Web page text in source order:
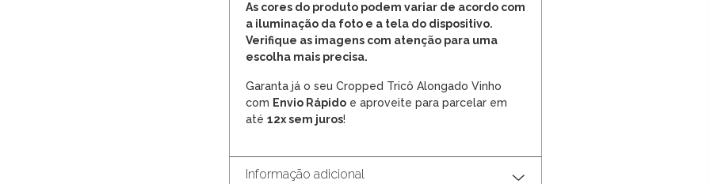
As cores do produto podem variar de acordo com
a iluminação da foto e a tela do dispositivo.
Verifique as imagens com atenção para uma
escolha mais precisa.
Garanta já o seu Cropped Tricô Alongado Vinho
com Envio Rápido e aproveite para parcelar em
até 12x sem juros!
Informação adicional